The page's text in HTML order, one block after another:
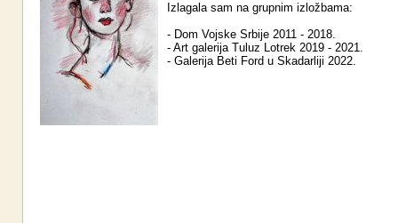
Izlagala sam na grupnim izložbama:
- Dom Vojske Srbije 2011 - 2018.
- Art galerija Tuluz Lotrek 2019 - 2021.
- Galerija Beti Ford u Skadarliji 2022.